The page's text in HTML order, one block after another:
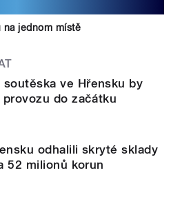
na jednom místě
soutěska ve Hřensku by
do začátku
odhalili skryté sklady
52 milionů korun